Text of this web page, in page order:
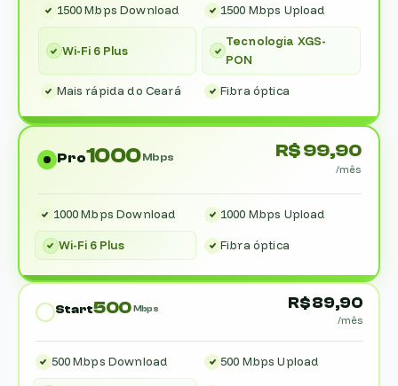
1500 Mbps Download 1500 Mbps Upload
Wi-Fi 6 Plus
Tecnologia XGS-
PON
Mais rápida do Ceará Fibra óptica
Pro1000 Mbps R$ 99,90
/mês
1000 Mbps Download 1000 Mbps Upload
Wi-Fi 6 Plus Fibra óptica
Start500 Mbps R$ 89,90
/mês
500 Mbps Download 500 Mbps Upload